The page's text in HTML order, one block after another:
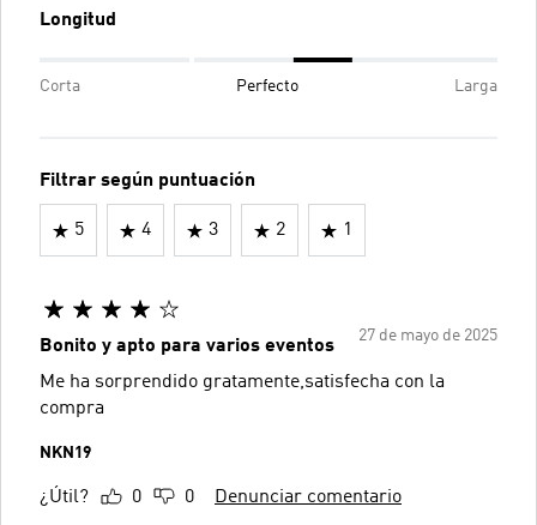
Longitud
Corta Perfecto Larga
Filtrar según puntuación
5 4 3 2 1
27 de mayo de 2025
Bonito y apto para varios eventos
Me ha sorprendido gratamente,satisfecha con la
compra
NKN19
¿Útil? 0 0 Denunciar comentario